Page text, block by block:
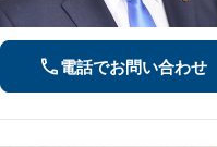
電話でお問い合わせ